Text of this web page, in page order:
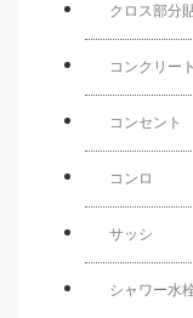
クロス部分
コンクリー
コンセント
コンロ
サッシ
シャワー水